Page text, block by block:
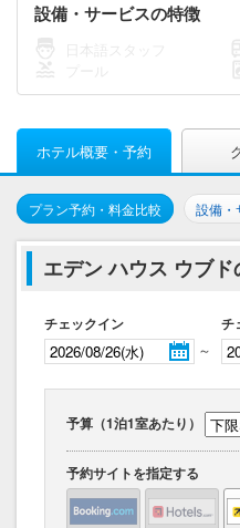
設備・サービスの特徴
ホテル概要・予約
プラン予約・料金比較 設備・
エデン ハウス ウブ
チェックイン
～
チ
予算（1泊1室あたり）
予約サイトを指定する